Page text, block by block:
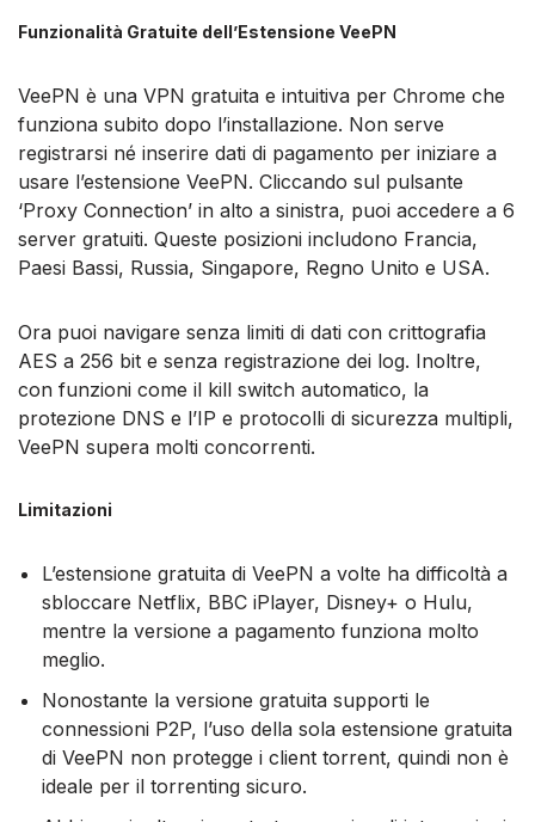
Funzionalità Gratuite dell’Estensione VeePN
VeePN è una VPN gratuita e intuitiva per Chrome che
funziona subito dopo l’installazione. Non serve
registrarsi né inserire dati di pagamento per iniziare a
usare l’estensione VeePN. Cliccando sul pulsante
‘Proxy Connection’ in alto a sinistra, puoi accedere a 6
server gratuiti. Queste posizioni includono Francia,
Paesi Bassi, Russia, Singapore, Regno Unito e USA.
Ora puoi navigare senza limiti di dati con crittografia
AES a 256 bit e senza registrazione dei log. Inoltre,
con funzioni come il kill switch automatico, la
protezione DNS e l’IP e protocolli di sicurezza multipli,
VeePN supera molti concorrenti.
Limitazioni
L’estensione gratuita di VeePN a volte ha difficoltà a
sbloccare Netflix, BBC iPlayer, Disney+ o Hulu,
mentre la versione a pagamento funziona molto
meglio.
Nonostante la versione gratuita supporti le
connessioni P2P, l’uso della sola estensione gratuita
di VeePN non protegge i client torrent, quindi non è
ideale per il torrenting sicuro.